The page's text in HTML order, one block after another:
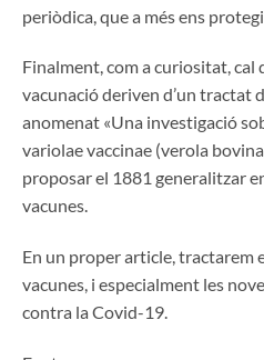
periòdica, que a més ens
Finalment, com a curiositat, cal
vacunació deriven d’un tractat
anomenat «Una investigació
variolae vaccinae (verola
proposar el 1881 generalitzar
vacunes.
En un proper article, tractarem
vacunes, i especialment les
contra la Covid-19.